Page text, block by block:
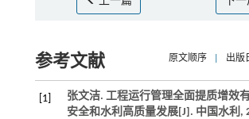
参考文献 原文顺序 出版
[1]
张文洁. 工程运行管理全面提质增效
安全和水利高质量发展[J]. 中国水利 ,